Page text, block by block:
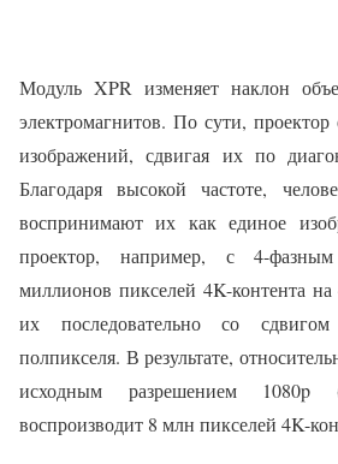
Модуль XPR изменяет наклон
электромагнитов. По сути, проектор
изображений, сдвигая их по
Благодаря высокой частоте,
воспринимают их как единое
проектор, например, с 4-
миллионов пикселей 4K-контента
их последовательно со
полпикселя. В результате,
исходным разрешением
воспроизводит 8 млн пикселей 4K-